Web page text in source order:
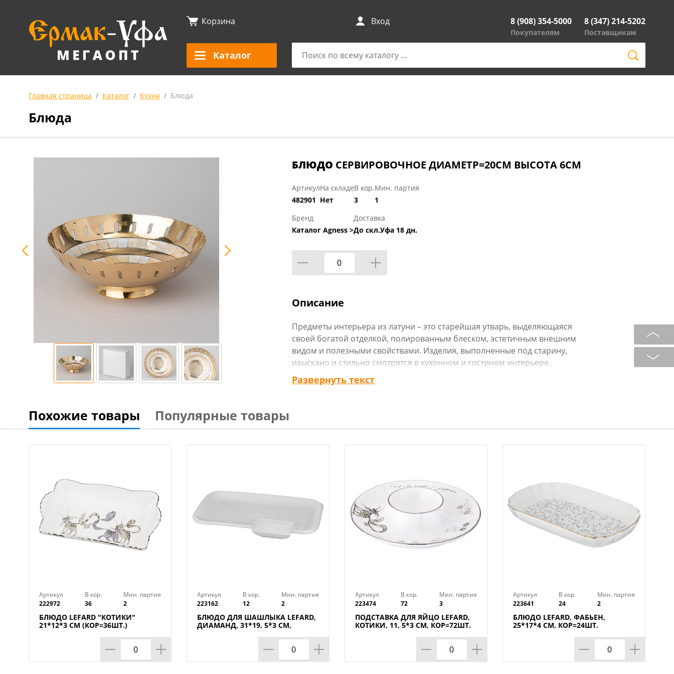
Корзина Вход 8 (908) 354-5000
Покупателям
8 (347) 214-5202
Поставщикам
Каталог
Главная страница Каталог Кухня Блюда
Блюда
БЛЮДО СЕРВИРОВОЧНОЕ ДИАМЕТР=20СМ ВЫСОТА 6СМ
Артикул
482901
На складе
Нет
В кор.
3
Мин. партия
1
Бренд
Каталог Agness >
Доставка
До скл.Уфа 18 дн.
Описание
Предметы интерьера из латуни – это старейшая утварь, выделяющаяся
своей богатой отделкой, полированным блеском, эстетичным внешним
видом и полезными свойствами. Изделия, выполненные под старину,
изыскано и стильно смотрятся в кухонном и гостином интерьере.
- устойчивость к коррозии
- простой уход
- презентабельный внешний вид
Не использовать жестких абразивов и агрессивных химических реактивов.
Мыть теплой водой с разведенной в ней мягкой посудомоечной
жидкостью. Затем ополоснуть чистой водой и вытереть насухо. Для
придания блеска можно аккуратно полировать очень мягкой тряпочкой
или замшей.
Развернуть текст
Похожие товары Популярные товары
Артикул
222972
В кор.
36
Мин. партия
2
БЛЮДО LEFARD "КОТИКИ"
21*12*3 СМ (КОР=36ШТ.)
Артикул
223162
В кор.
12
Мин. партия
2
БЛЮДО ДЛЯ ШАШЛЫКА LEFARD,
ДИАМАНД, 31*19, 5*3 СМ,
Артикул
223474
В кор.
72
Мин. партия
3
ПОДСТАВКА ДЛЯ ЯЙЦО LEFARD,
КОТИКИ, 11, 5*3 СМ, КОР=72ШТ.
Артикул
223641
В кор.
24
Мин. партия
2
БЛЮДО LEFARD, ФАБЬЕН,
25*17*4 СМ, КОР=24ШТ.